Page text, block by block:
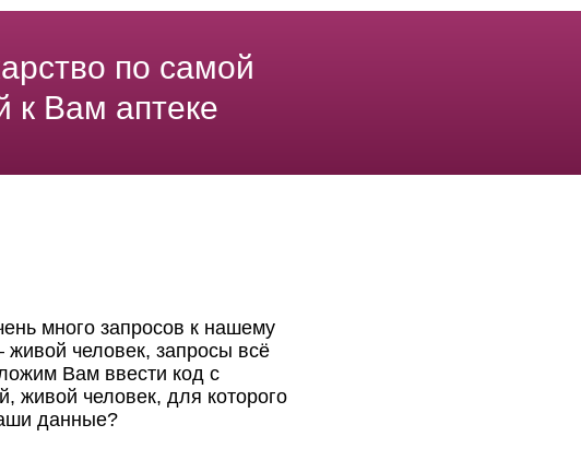
по самой
к Вам аптеке
много запросов к нашему
человек, запросы всё
Вам ввести код с
живой человек, для которого
данные?